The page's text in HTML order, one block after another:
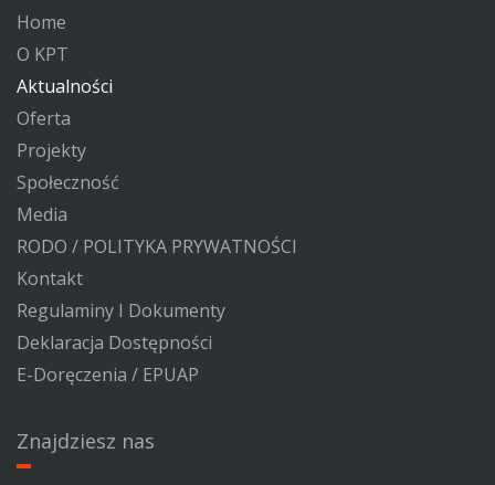
Home
O KPT
Aktualności
Oferta
Projekty
Społeczność
Media
RODO / POLITYKA PRYWATNOŚCI
Kontakt
Regulaminy I Dokumenty
Deklaracja Dostępności
E-Doręczenia / EPUAP
Znajdziesz nas